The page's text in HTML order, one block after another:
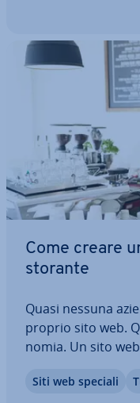
Come creare
sto­ran­te
Quasi nessuna
proprio sito web.
no­mia. Un sito
vo: con menù,
Siti web speciali